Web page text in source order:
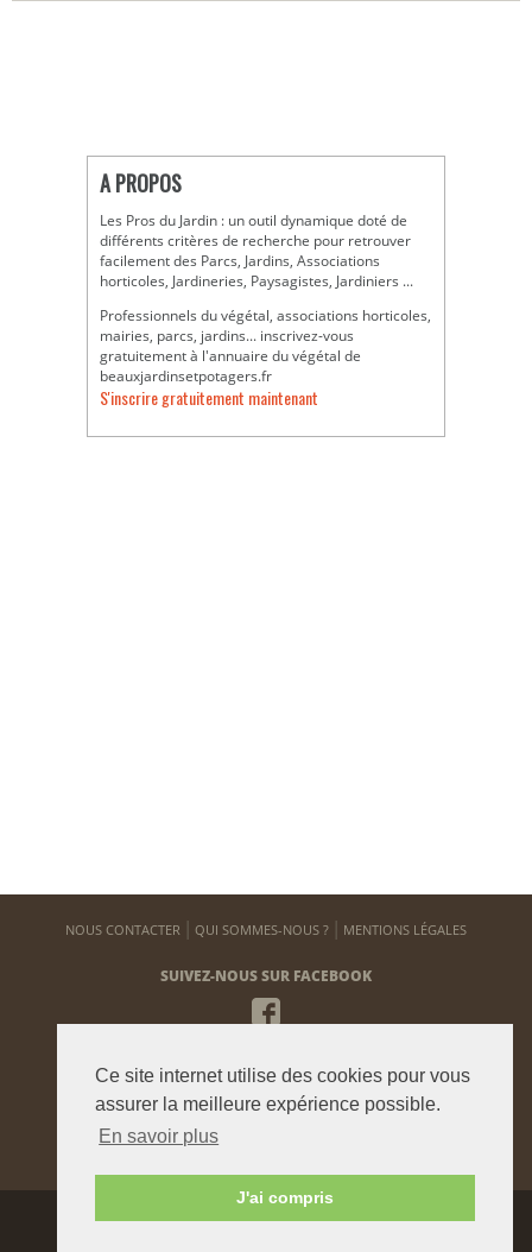
Ce site internet utilise des cookies pour vous
assurer la meilleure expérience possible.
En savoir plus
J'ai compris
A PROPOS
Les Pros du Jardin : un outil dynamique doté de
différents critères de recherche pour retrouver
facilement des Parcs, Jardins, Associations
horticoles, Jardineries, Paysagistes, Jardiniers ...
Professionnels du végétal, associations horticoles,
mairies, parcs, jardins... inscrivez-vous
gratuitement à l'annuaire du végétal de
beauxjardinsetpotagers.fr
S'inscrire gratuitement maintenant
NOUS CONTACTER QUI SOMMES-NOUS ? MENTIONS LÉGALES
SUIVEZ-NOUS SUR FACEBOOK
NEWSLETTER
Pour vous tenir informé de notre actualité
Agence graphique:Westango